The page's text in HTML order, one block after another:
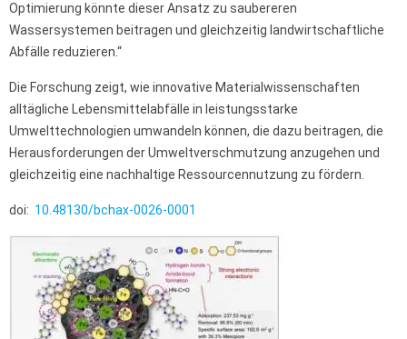
Optimierung könnte dieser Ansatz zu saubereren
Wassersystemen beitragen und gleichzeitig landwirtschaftliche
Abfälle reduzieren.“
Die Forschung zeigt, wie innovative Materialwissenschaften
alltägliche Lebensmittelabfälle in leistungsstarke
Umwelttechnologien umwandeln können, die dazu beitragen, die
Herausforderungen der Umweltverschmutzung anzugehen und
gleichzeitig eine nachhaltige Ressourcennutzung zu fördern.
doi: 10.48130/bchax-0026-0001